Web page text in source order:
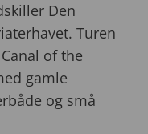
Den
Turen
of the
gamle
og små